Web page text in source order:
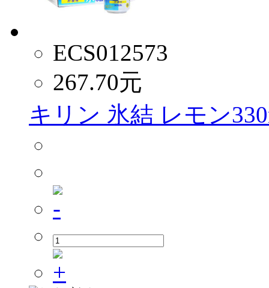
ECS012573
267.70元
キリン 氷結 レモン